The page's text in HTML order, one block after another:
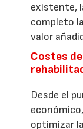
existente,
completo
valor
Costes
Desde el
optimizar